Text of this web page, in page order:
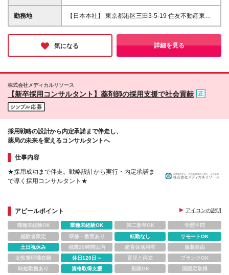
務・経理経験、銀行出身者
望・ご経験・スキルに応じて決定します ※試用期間6
ヶ月/雇用形態・給与・待遇に差異はありません ※上
勤務地
【日本本社】 東京都港区三田3-5-19 住友不動産東京
三田ガーデンタワー33階 またはFPTジャパングルー
プ各支店又は顧客先 ※転勤はありません
気になる
詳細を見る
株式会社メディカルリソース
【新卒採用コンサルタント】薬剤師の採用支援で社会貢献
採用戦略の設計から内定承諾まで伴走し、
薬局の未来を変えるコンサルタントへ
仕事内容
★採用成功まで伴走。戦略設計から実行・内定承諾ま
で導く採用コンサルタント★
アピールポイント アイコンの説明
職種未経験OK 業種未経験OK 第二新卒OK
学歴不問
経験者限定
研修・教育あり 転勤なし
リモートOK
土日祝休み
残業20時間以内 産育休活用有
服装自由
女性管理職在籍
休日120日～ 育児と両立
ブランクOK
時短勤務あり
資格取得支援 副業OK 国認定取得